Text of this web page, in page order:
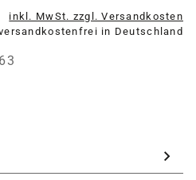
inkl. MwSt. zzgl. Versandkosten
in Deutschland